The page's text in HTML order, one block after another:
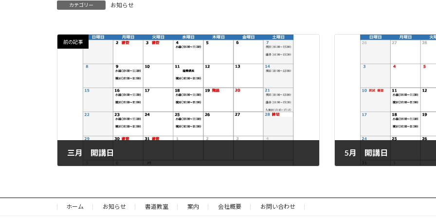
カテゴリー お知らせ
前の記事
三月 開講日 5月 開講日
ホーム お知らせ 書道教室 案内 会社概要 お問い合わせ